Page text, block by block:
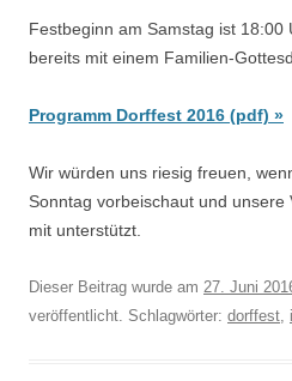
Festbeginn am Samstag ist 18:00
bereits mit einem Familien-
Programm Dorffest 2016 (pdf) »
Wir würden uns riesig freuen,
Sonntag vorbeischaut und
mit unterstützt.
Dieser Beitrag wurde am 27. Juni
veröffentlicht. Schlagwörter: dorffest,